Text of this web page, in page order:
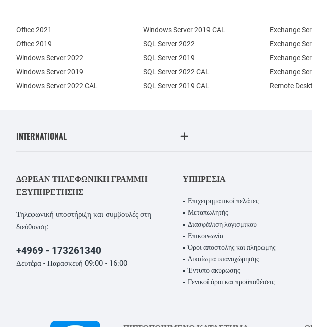
Office 2021
Office 2019
Windows Server 2022
Windows Server 2019
Exchange
Exchange
SQL Server 2022
SQL Server 2019
Windows Server 2022 CAL
Windows Server 2019 CAL
SQL Server 2022 CAL
SQL Server 2019 CAL
Remote
Exchange
Exchange
INTERNATIONAL
ΔΩΡΕΆΝ ΤΗΛΕΦΩΝΙΚΉ ΓΡΑΜΜΉ
ΕΞΥΠΗΡΈΤΗΣΗΣ
Τηλεφωνική υποστήριξη και συμβουλές στη
διεύθυνση:
+4969 - 173261340
Δευτέρα - Παρασκευή 09:00 - 16:00
ΥΠΗΡΕΣΊΑ
Επιχειρηματικοί πελάτες
Μεταπωλητής
Διασφάλιση λογισμικού
Επικοινωνία
Όροι αποστολής και πληρωμής
Δικαίωμα υπαναχώρησης
Έντυπο ακύρωσης
Γενικοί όροι και προϋποθέσεις